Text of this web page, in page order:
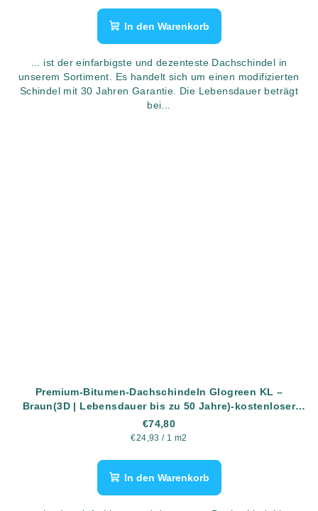
In den Warenkorb
... ist der einfarbigste und dezenteste Dachschindel in
unserem Sortiment. Es handelt sich um einen modifizierten
Schindel mit 30 Jahren Garantie. Die Lebensdauer beträgt
bei...
Premium-Bitumen-Dachschindeln Glogreen KL –
Braun(3D | Lebensdauer bis zu 50 Jahre)-kostenloser
Versand
€74,80
Verkaufspreis:
€24,93 / 1 m2
In den Warenkorb